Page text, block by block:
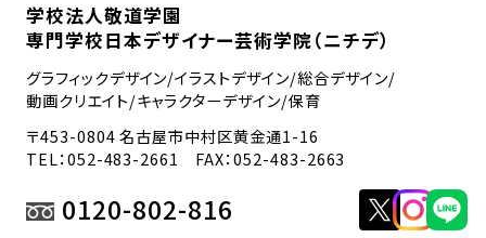
学校法人敬道学園
専門学校日本デザイナー芸術学院（ニチデ）
グラフィックデザイン/イラストデザイン/総合デザイン/
動画クリエイト/キャラクターデザイン/保育
〒453-0804 名古屋市中村区黄金通1-16
TEL：052-483-2661 FAX：052-483-2663
0120-802-816